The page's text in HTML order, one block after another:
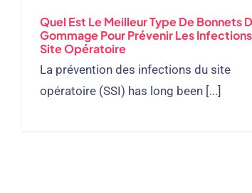
Quel Est Le Meilleur Type De Bonnets
Gommage Pour Prévenir Les
Site Opératoire
La prévention des infections du site
opératoire (SSI) has long been [...]